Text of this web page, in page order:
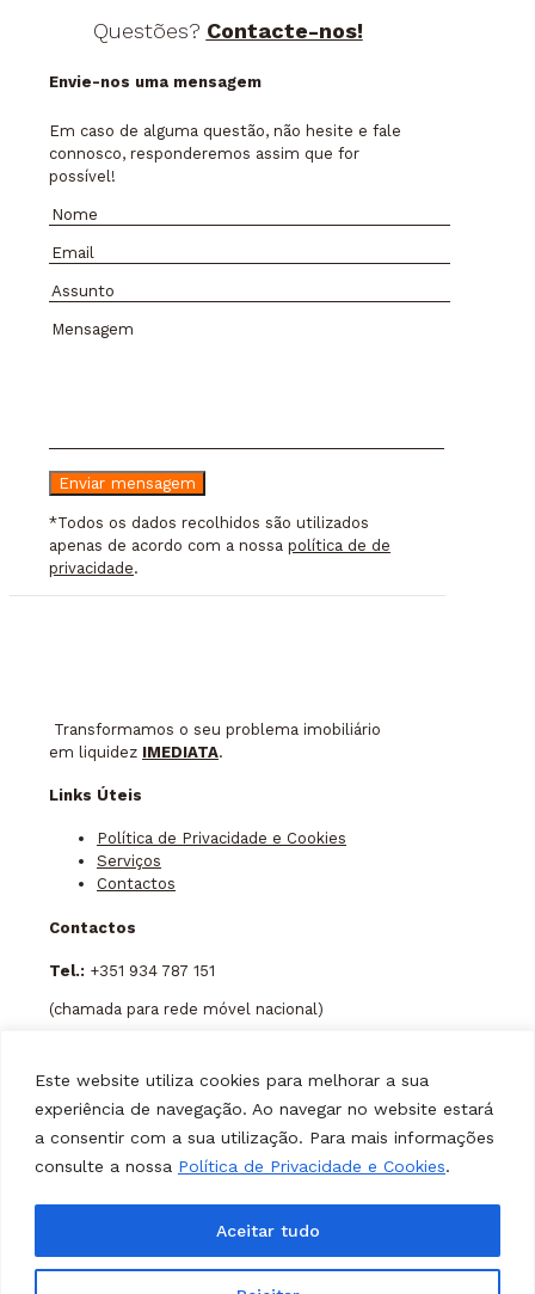
Este website utiliza cookies para melhorar a sua
experiência de navegação. Ao navegar no website estará
a consentir com a sua utilização. Para mais informações
consulte a nossa Política de Privacidade e Cookies.
Aceitar tudo
Questões? Contacte-nos!
Envie-nos uma mensagem
Em caso de alguma questão, não hesite e fale
connosco, responderemos assim que for
possível!
*Todos os dados recolhidos são utilizados
apenas de acordo com a nossa política de de
privacidade.
Transformamos o seu problema imobiliário
em liquidez IMEDIATA.
Links Úteis
Política de Privacidade e Cookies
Serviços
Contactos
Contactos
Tel.: +351 934 787 151
(chamada para rede móvel nacional)
carlos.amorim@realpanoplia.pt
andre.amorim@realpanoplia.pt
RealPanóplia © 2026 . All Rights Reserved.
Desenvolvido porDOMINIOS.PT